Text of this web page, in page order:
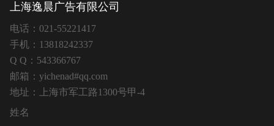
上海逸晨广告有限公司
电话：021-55221417
手机：13818242337
Q Q：543366767
邮箱：yichenad#qq.com
地址：上海市军工路1300号甲-4
姓名